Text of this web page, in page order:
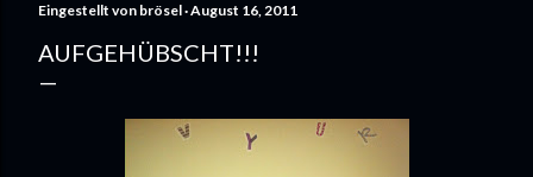
Eingestellt von brösel August 16, 2011
AUFGEHÜBSCHT!!!